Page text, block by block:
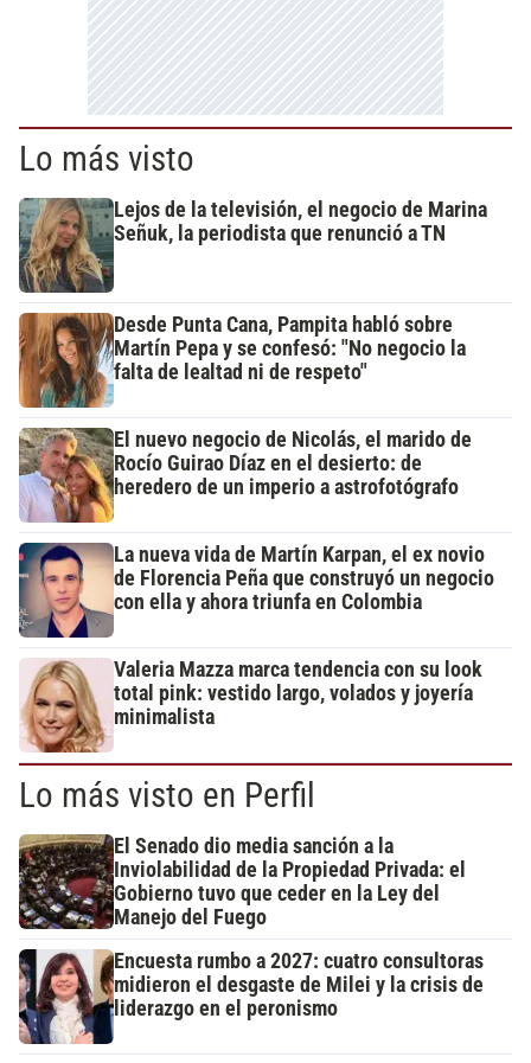
Lo más visto
Lejos de la televisión, el negocio de Marina
Señuk, la periodista que renunció a TN
Desde Punta Cana, Pampita habló sobre
Martín Pepa y se confesó: "No negocio la
falta de lealtad ni de respeto"
El nuevo negocio de Nicolás, el marido de
Rocío Guirao Díaz en el desierto: de
heredero de un imperio a astrofotógrafo
La nueva vida de Martín Karpan, el ex novio
de Florencia Peña que construyó un negocio
con ella y ahora triunfa en Colombia
Valeria Mazza marca tendencia con su look
total pink: vestido largo, volados y joyería
minimalista
Lo más visto en Perfil
El Senado dio media sanción a la
Inviolabilidad de la Propiedad Privada: el
Gobierno tuvo que ceder en la Ley del
Manejo del Fuego
Encuesta rumbo a 2027: cuatro consultoras
midieron el desgaste de Milei y la crisis de
liderazgo en el peronismo